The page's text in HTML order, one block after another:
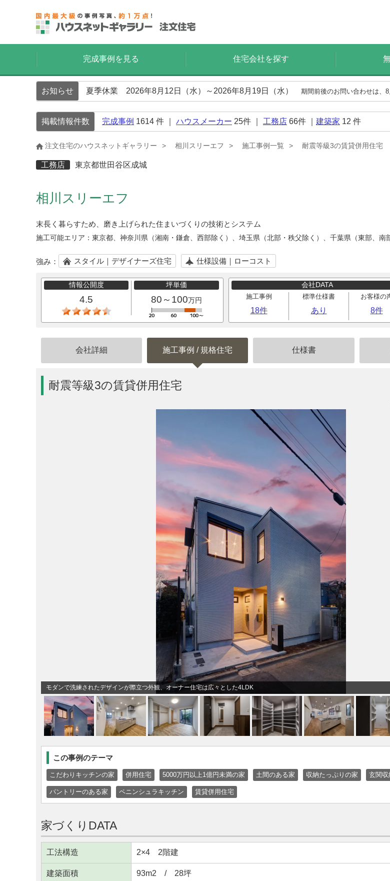
完成事例を見る 住宅会社を探す
お知らせ 夏季休業 2026年8月12日（水）～2026年8月19日（水） 期間前後のお問い合わせは、
掲載情報件数 完成事例 1614 件 ｜ ハウスメーカー 25件 ｜ 工務店 66件 ｜ 建築家 12 件
注文住宅のハウスネットギャラリー 相川スリーエフ 施工事例一覧 耐震等級3の賃貸併用住宅
工務店 東京都世田谷区成城
相川スリーエフ
末長く暮らすため、磨き上げられた住まいづくりの技術とシステム
施工可能エリア： 東京都、神奈川県（湘南・鎌倉、西部除く）、埼玉県（北部・秩父除く）、千葉県（東部、南
強み： スタイル｜デザイナーズ住宅 仕様設備｜ローコスト
情報公開度
4.5
坪単価
80～100万円
会社DATA
施工事例
18件
標準仕様書
あり
お客様の
8件
会社詳細 施工事例 / 規格住宅 仕様書
耐震等級3の賃貸併用住宅
モダンで洗練されたデザインが際立つ外観、オーナー住宅は広々とした4LDK
この事例のテーマ
こだわりキッチンの家 併用住宅 5000万円以上1億円未満の家 土間のある家 収納たっぷりの家 玄関収
パントリーのある家 ペニンシュラキッチン 賃貸併用住宅
家づくりDATA
工法構造 2×4 2階建
建築面積 93m2 / 28坪